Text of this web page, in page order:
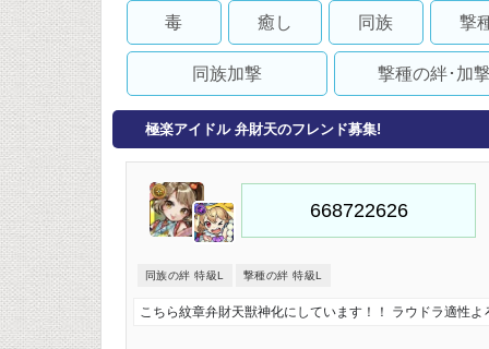
毒 癒し 同族 撃
同族加撃 撃種の絆･加
極楽アイドル 弁財天のフレンド募集!
同族の絆 特級L 撃種の絆 特級L
こちら紋章弁財天獣神化にしています！！ ラウドラ適性よ